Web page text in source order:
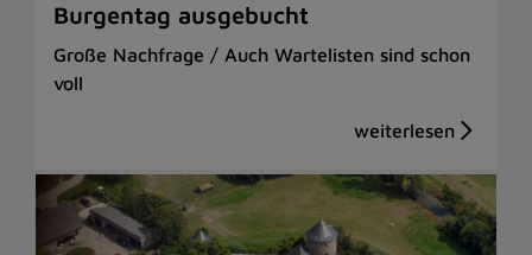
Burgentag ausgebucht
Große Nachfrage / Auch Wartelisten sind schon
voll